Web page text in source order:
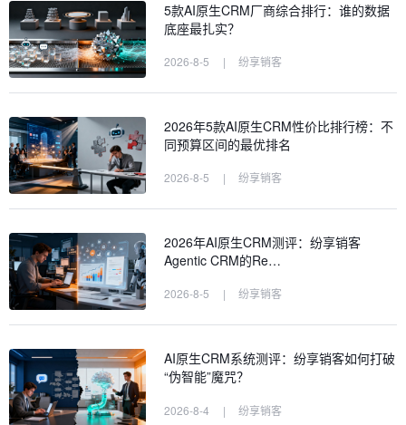
5款AI原生CRM厂商综合排行：谁的数据
底座最扎实？
2026-8-5 | 纷享销客
2026年5款AI原生CRM性价比排行榜：不
同预算区间的最优排名
2026-8-5 | 纷享销客
2026年AI原生CRM测评：纷享销客
Agentic CRM的Re…
2026-8-5 | 纷享销客
AI原生CRM系统测评：纷享销客如何打破
“伪智能”魔咒？
2026-8-4 | 纷享销客